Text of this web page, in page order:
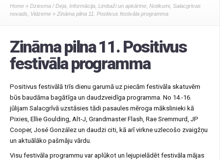
Home » Dziesma / Deja Informācija Limbaži un apkārtne Notikumi, Salacgrīvas
novads
Vidzeme » Zināma pilna 11. Positivus festivāla programma
Zināma pilna 11. Positivus
festivāla programma
Positivus festivālā trīs dienu garumā uz piecām festivāla skatuvēm
būs baudāma bagātīga un daudzveidīga programma. No 14.-16.
jūlijam Salacgrīvā uzstāsies tādi pasaules mēroga mākslinieki kā
Pixies, Ellie Goulding, Alt-J, Grandmaster Flash, Rae Sremmurd, JP
Cooper, José González un daudzi citi, kā arī virkne uzlecošo zvaigžņu
un aktuālāko pašmāju vārdu.
Visu festivāla programmu var aplūkot un lejupielādēt festivāla mājas